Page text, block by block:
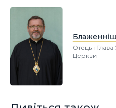
Отець і
Церкви